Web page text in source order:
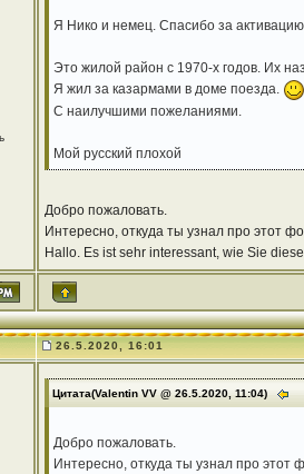
Я Нико и немец. Спасибо за
Это жилой район с 1970-х годов. Их
Я жил за казармами в доме поезда.
С наилучшими пожеланиями.
Мой русский плохой
Добро пожаловать.
Интересно, откуда ты узнал про этот
Hallo. Es ist sehr interessant, wie Sie
26.5.2020, 16:01
Цитата(Valentin VV @ 26.5.2020, 11:04)
Добро пожаловать.
Интересно, откуда ты узнал про этот